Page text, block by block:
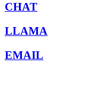
CHAT
LLAMA
EMAIL